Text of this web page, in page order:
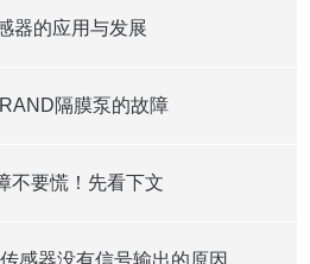
器的应用与发展
隔膜泵的故障
不要慌！先看下文
感器没有信号输出的原因